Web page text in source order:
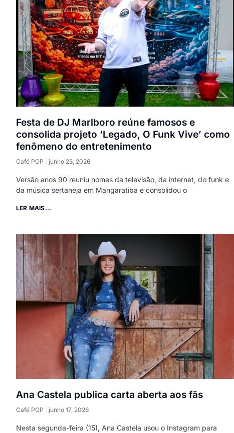
Festa de DJ Marlboro reúne famosos e
consolida projeto ‘Legado, O Funk Vive’ como
fenômeno do entretenimento
Café POP junho 23, 2026
Versão anos 90 reuniu nomes da televisão, da internet, do funk e
da música sertaneja em Mangaratiba e consolidou o
LER MAIS...
Ana Castela publica carta aberta aos fãs
Café POP junho 17, 2026
Nesta segunda-feira (15), Ana Castela usou o Instagram para